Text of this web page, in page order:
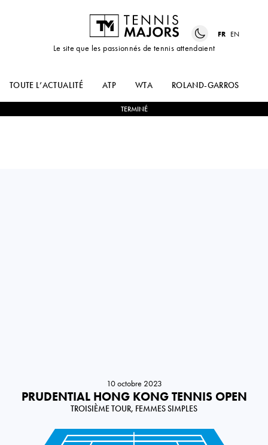
Le site que les passionnés de tennis attendaient
FR EN
TOUTE L’ACTUALITÉ ATP WTA ROLAND-GARROS
TERMINÉ
10 octobre 2023
PRUDENTIAL HONG KONG TENNIS OPEN
TROISIÈME TOUR, FEMMES SIMPLES